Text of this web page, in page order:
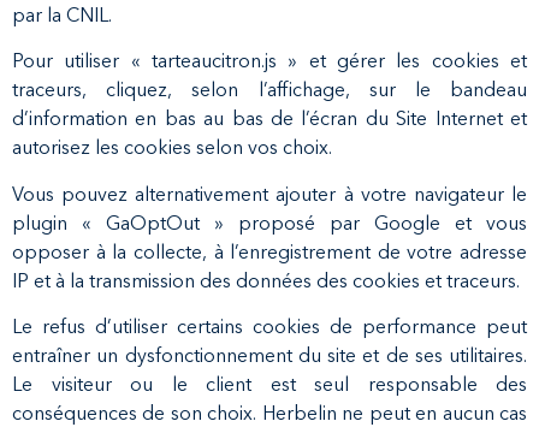
par la CNIL.
Pour utiliser « tarteaucitron.js » et gérer les cookies et
traceurs, cliquez, selon l’affichage, sur le bandeau
d’information en bas au bas de l’écran du Site Internet et
autorisez les cookies selon vos choix.
Vous pouvez alternativement ajouter à votre navigateur le
plugin « GaOptOut » proposé par Google et vous
opposer à la collecte, à l’enregistrement de votre adresse
IP et à la transmission des données des cookies et traceurs.
Le refus d’utiliser certains cookies de performance peut
entraîner un dysfonctionnement du site et de ses utilitaires.
Le visiteur ou le client est seul responsable des
conséquences de son choix. Herbelin ne peut en aucun cas